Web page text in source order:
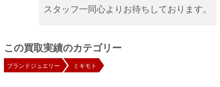
スタッフ一同心よりお待ちしております。
この買取実績のカテゴリー
ブランドジュエリー ミキモト